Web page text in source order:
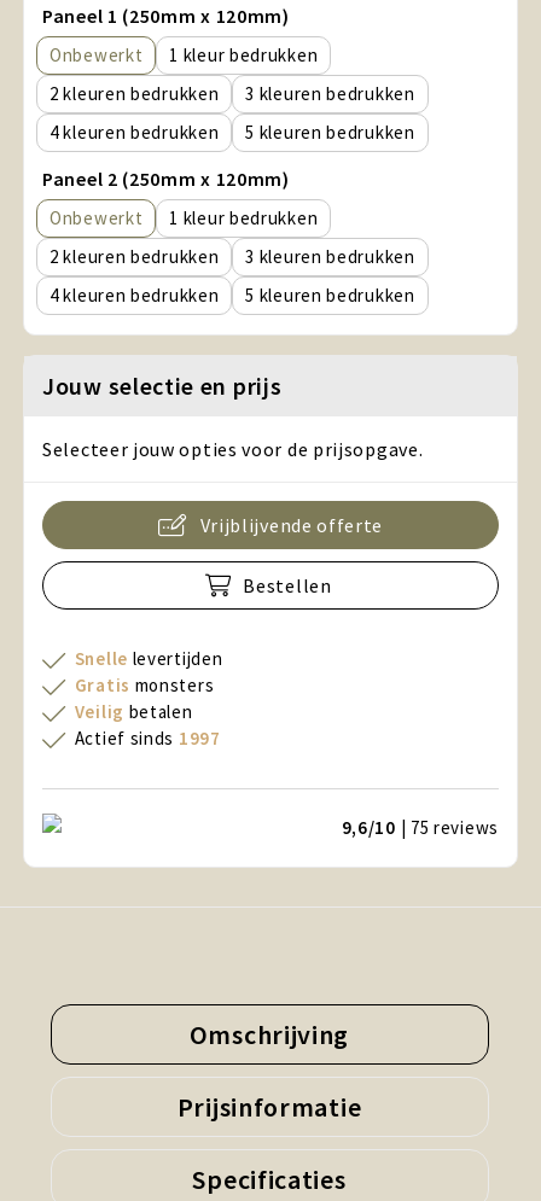
Paneel 1 (250mm x 120mm)
Onbewerkt
1
2
3
4
5
Paneel 2 (250mm x 120mm)
Onbewerkt
1
2
3
4
5
Jouw selectie en prijs
Selecteer jouw opties voor de prijsopgave.
Vrijblijvende offerte
Bestellen
Snelle levertijden
Gratis monsters
Veilig betalen
Actief sinds 1997
9,6/10 | 75reviews
Omschrijving
Prijsinformatie
Specificaties